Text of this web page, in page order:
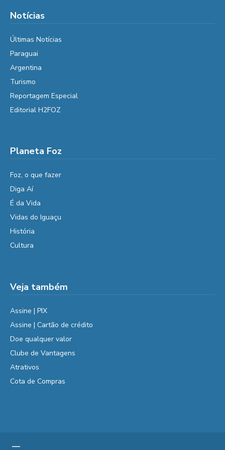
Notícias
Últimas Notícias
Paraguai
Argentina
Turismo
Reportagem Especial
Editorial H2FOZ
Planeta Foz
Foz, o que fazer
Diga Aí
É da Vida
Vidas do Iguaçu
História
Cultura
Veja também
Assine | PIX
Assine | Cartão de crédito
Doe qualquer valor
Clube de Vantagens
Atrativos
Cota de Compras